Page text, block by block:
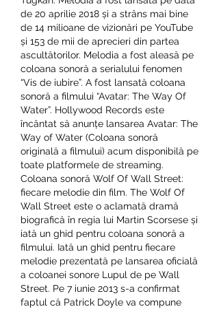
de 20 aprilie 2018 și a strâns mai bine
de 14 milioane de vizionări pe YouTube
și 153 de mii de aprecieri din partea
ascultătorilor. Melodia a fost aleasă pe
coloana sonoră a serialului fenomen
“Vis de iubire”. A fost lansată coloana
sonoră a filmului “Avatar: The Way Of
Water”. Hollywood Records este
încântat să anunțe lansarea Avatar: The
Way of Water (Coloana sonoră
originală a filmului) acum disponibilă pe
toate platformele de streaming.
Coloana sonoră Wolf Of Wall Street:
fiecare melodie din film. The Wolf Of
Wall Street este o aclamată dramă
biografică în regia lui Martin Scorsese și
iată un ghid pentru coloana sonoră a
filmului. Iată un ghid pentru fiecare
melodie prezentată pe lansarea oficială
a coloanei sonore Lupul de pe Wall
Street. Pe 7 iunie 2013 s-a confirmat
faptul că Patrick Doyle va compune